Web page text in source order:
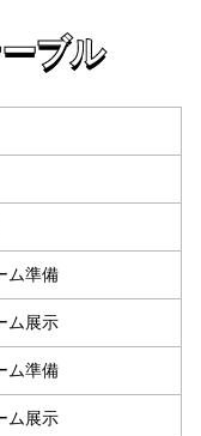
ブル
ブル
ム準備
ム展示
ム準備
ム展示